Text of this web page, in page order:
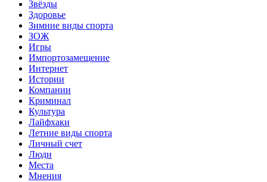
Звёзды
Здоровье
Зимние виды спорта
ЗОЖ
Игры
Импортозамещение
Интернет
Истории
Компании
Криминал
Культура
Лайфхаки
Летние виды спорта
Личный счет
Люди
Места
Мнения